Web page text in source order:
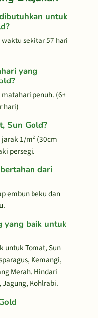
untuk
sekitar 57 hari
yang
penuh. (6+
hari)
Sun Gold?
jarak 1/m² (30cm
persegi.
dari
embun beku dan
yang baik untuk
untuk Tomat, Sun
Kemangi,
Merah. Hindari
Jagung, Kohlrabi.